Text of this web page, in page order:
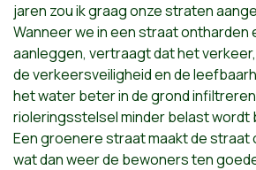
jaren zou ik graag onze straten
Wanneer we in een straat ontharden
aanleggen, vertraagt dat het
de verkeersveiligheid en de
het water beter in de grond
rioleringsstelsel minder belast wordt
Een groenere straat maakt de straat
wat dan weer de bewoners ten